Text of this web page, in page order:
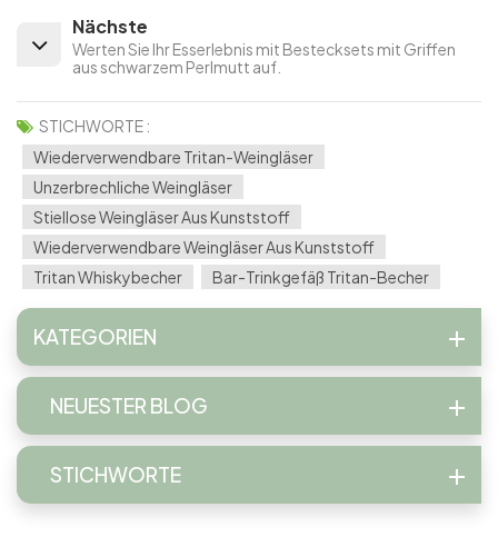
Nächste
Werten Sie Ihr Esserlebnis mit Bestecksets mit Griffen
aus schwarzem Perlmutt auf.
STICHWORTE :
Wiederverwendbare Tritan-Weingläser
Unzerbrechliche Weingläser
Stiellose Weingläser Aus Kunststoff
Wiederverwendbare Weingläser Aus Kunststoff
Tritan Whiskybecher
Bar-Trinkgefäß Tritan-Becher
KATEGORIEN
NEUESTER BLOG
STICHWORTE